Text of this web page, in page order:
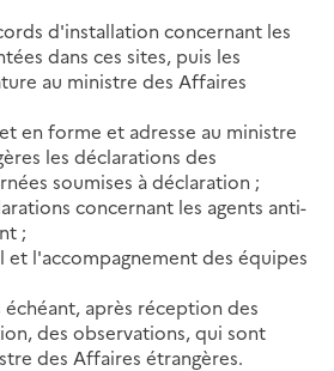
d'installation concernant les
dans ces sites, puis les
au ministre des Affaires
en forme et adresse au ministre
les déclarations des
soumises à déclaration ;
concernant les agents anti-
;
et l'accompagnement des équipes
après réception des
des observations, qui sont
des Affaires étrangères.